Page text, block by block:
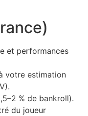
et performances
votre estimation
% de bankroll).
du joueur